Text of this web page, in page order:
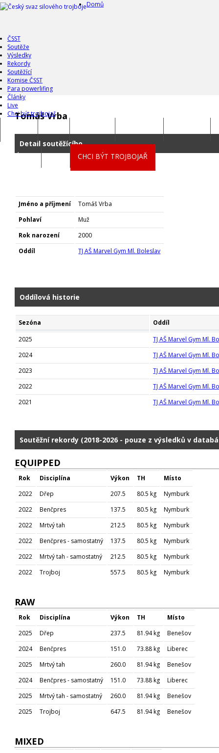
Domů
ČSST
Soutěže
Výsledky
Rekordy
Soutěžící
Komise ČSST
Para powerlifing
Články
Live
Chci být trojbojař
ČLÁNKY LIVE CHCI BÝT TROJBOJAŘ
Tomáš Vrba
Detail soutěžícího
Jméno a příjmení
Tomáš Vrba
Pohlaví
Muž
Rok narození
2000
Oddíl
TJ AŠ Marvel Gym Ml. Boleslav
Oddílová historie
Sezóna
Oddíl
2025
TJ AŠ Marvel Gym Ml.
2024
TJ AŠ Marvel Gym Ml.
2023
TJ AŠ Marvel Gym Ml.
2022
TJ AŠ Marvel Gym Ml.
2021
TJ AŠ Marvel Gym Ml.
Soutěžní rekordy (2018-2026 - pouze z výsledků v
EQUIPPED
Rok Disciplína Výkon TH
Místo
2022
Dřep 207.5 80.5 kg
Nymburk
2022
Benčpres 137.5 80.5 kg
Nymburk
2022
Mrtvý tah 212.5 80.5 kg
Nymburk
2022
Benčpres - samostatný 137.5 80.5 kg
Nymburk
2022
Mrtvý tah - samostatný 212.5 80.5 kg
Nymburk
2022
Trojboj 557.5 80.5 kg Nymburk
RAW
Rok Disciplína Výkon TH
Místo
2025
Dřep 237.5 81.94 kg
Benešov
2024
Benčpres 151.0 73.88 kg
Liberec
2025
Mrtvý tah 260.0 81.94 kg
Benešov
2024
Benčpres - samostatný 151.0 73.88 kg
Liberec
2025
Mrtvý tah - samostatný 260.0 81.94 kg
Benešov
2025
Trojboj 647.5 81.94 kg Benešov
MIXED